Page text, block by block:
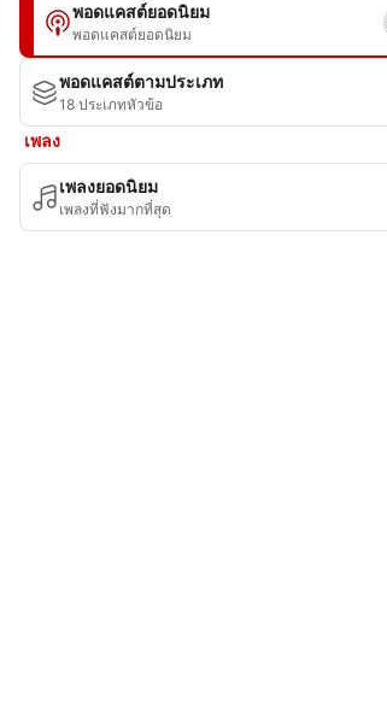
พอดแคสต์ยอดนิยม
พอดแคสต์ยอดนิยม
พอดแคสต์ตามประเภท
18 ประเภทหัวข้อ
เพลง
เพลงยอดนิยม
เพลงที่ฟังมากที่สุด